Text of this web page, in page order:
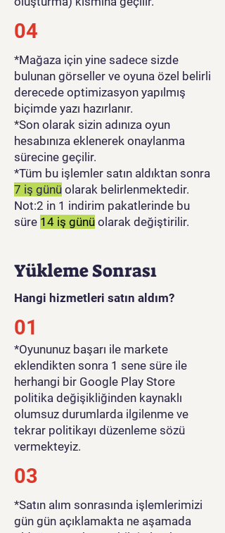
04
*Mağaza için yine sadece sizde
bulunan görseller ve oyuna özel belirli
derecede optimizasyon yapılmış
biçimde yazı hazırlanır.
*Son olarak sizin adınıza oyun
hesabınıza eklenerek onaylanma
sürecine geçilir.
*Tüm bu işlemler satın aldıktan sonra
7 iş günü olarak belirlenmektedir.
Not:2 in 1 indirim pakatlerinde bu
süre 14 iş günü olarak değiştirilir.
Yükleme Sonrası
Hangi hizmetleri satın aldım?
01
​*Oyununuz başarı ile markete
eklendikten sonra 1 sene süre ile
herhangi bir Google Play Store
politika değişikliğinden kaynaklı
olumsuz durumlarda ilgilenme ve
tekrar politikayı düzenleme sözü
vermekteyiz.
03
*Satın alım sonrasında işlemlerimizi
gün gün açıklamakta ne aşamada